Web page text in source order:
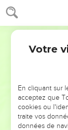
NE
ET SI LEURS
Votre
En cliquant sur
acceptez que
cookies ou
traite vos
données de